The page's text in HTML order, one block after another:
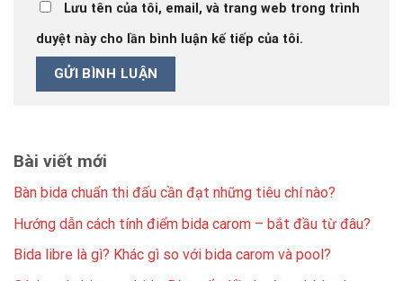
Lưu tên của tôi, email, và trang web trong trình
duyệt này cho lần bình luận kế tiếp của tôi.
Bài viết mới
Bàn bida chuẩn thi đấu cần đạt những tiêu chí nào?
Hướng dẫn cách tính điểm bida carom – bắt đầu từ đâu?
Bida libre là gì? Khác gì so với bida carom và pool?